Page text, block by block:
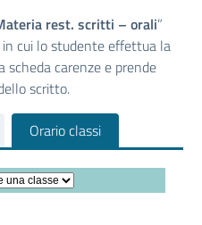
rest. scritti – orali”
cui lo studente effettua la
scheda carenze e prende
scritto.
Orario classi